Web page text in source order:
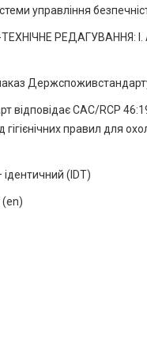
управління
РЕДАГУВАННЯ: І.
відповідає CAC/RCP
гігієнічних правил для
ідентичний (IDT)
(еn)